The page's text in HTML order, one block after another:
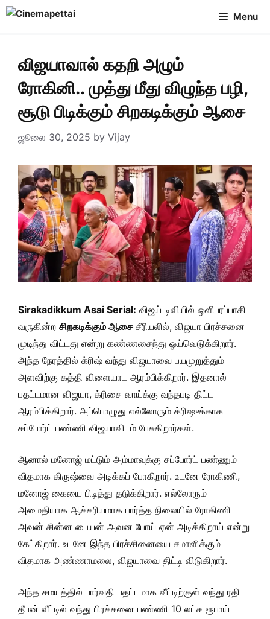
Skip
Menu
விஜயாவால் கதறி அழும்
ரோகினி.. முத்து மீது விழுந்த பழி,
சூடு பிடிக்கும் சிறகடிக்கும் ஆசை
ஜூலை 30, 2025 by Vijay
Sirakadikkum Asai Serial: விஜய் டிவியில் ஒளிபரப்பாகி
வருகின்ற சிறகடிக்கும் ஆசை சீரியலில், விஜயா பிரச்சனை
முடிந்து விட்டது என்று கண்ணசைந்து ஓய்வெடுக்கிறார்.
அந்த நேரத்தில் க்ரிஷ் வந்து விஜயாவை பயமுறுத்தும்
அளவிற்கு கத்தி விளையாட ஆரம்பிக்கிறார். இதனால்
பதட்டமான விஜயா, க்ரிசை வாய்க்கு வந்தபடி திட்ட
ஆரம்பிக்கிறார். அப்பொழுது எல்லோரும் க்ரிஷுக்காக
சப்போர்ட் பண்ணி விஜயாவிடம் பேசுகிறார்கள்.
ஆனால் மனோஜ் மட்டும் அம்மாவுக்கு சப்போர்ட் பண்ணும்
விதமாக கிருஷ்வை அடிக்கப் போகிறார். உடனே ரோகிணி,
மனோஜ் கையை பிடித்து தடுக்கிறார். எல்லோரும்
அமைதியாக ஆச்சரியமாக பார்த்த நிலையில் ரோகிணி
அவன் சின்ன பையன் அவன போய் ஏன் அடிக்கிறாய் என்று
கேட்கிறார். உடனே இந்த பிரச்சினையை சமாளிக்கும்
விதமாக அண்ணாமலை, விஜயாவை திட்டி விடுகிறார்.
அந்த சமயத்தில் பார்வதி பதட்டமாக வீட்டிற்குள் வந்து ரதி
தீபன் வீட்டில் வந்து பிரச்சனை பண்ணி 10 லட்ச ரூபாய்